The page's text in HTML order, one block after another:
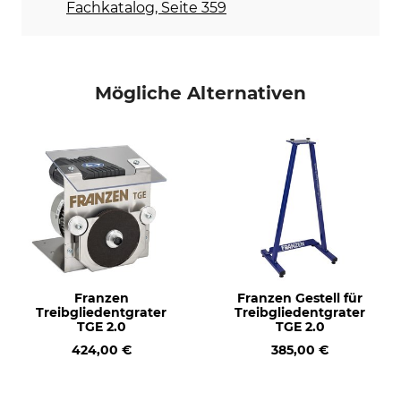
Fachkatalog, Seite 359
Mögliche Alternativen
Franzen
Treibgliedentgrater
TGE 2.0
424,00 €
Franzen Gestell für
Treibgliedentgrater
TGE 2.0
385,00 €